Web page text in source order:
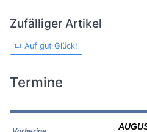
Zufälliger Artikel
Auf gut Glück!
Termine